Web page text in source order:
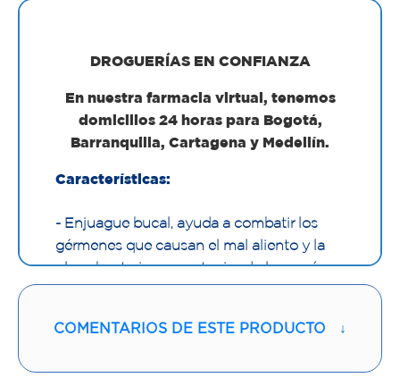
DROGUERÍAS EN CONFIANZA
En nuestra farmacia virtual, tenemos
domicilios 24 horas para Bogotá,
Barranquilla, Cartagena y Medellín.
Características:
- Enjuague bucal, ayuda a combatir los
gérmenes que causan el mal aliento y la
placa bacteriana manteniendo las encías
saludables.
causan el mal aliento y la placa bacteriana
COMENTARIOS DE ESTE PRODUCTO ↓